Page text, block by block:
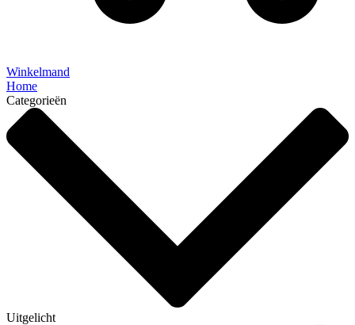
Winkelmand
Home
Categorieën
Uitgelicht